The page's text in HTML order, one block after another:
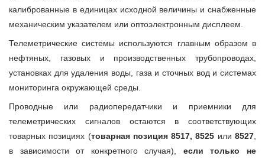
калиброванные в единицах исходной величины и снабженные
механическим указателем или оптоэлектронным дисплеем.
Телеметрические системы используются главным образом в
нефтяных, газовых и производственных трубопроводах,
установках для удаления воды, газа и сточных вод и системах
мониторинга окружающей среды.
Проводные или радиопередатчики и приемники для
телеметрических сигналов остаются в соответствующих
товарных позициях (товарная позиция 8517, 8525 или 8527
в зависимости от конкретного случая), если только не